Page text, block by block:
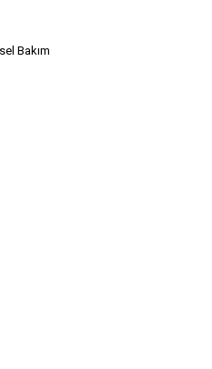
Bakım